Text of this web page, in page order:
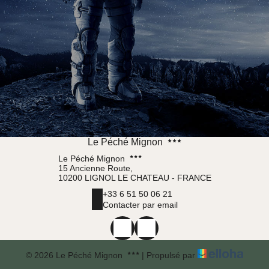
Le Péché Mignon
Le Péché Mignon
15 Ancienne Route,
10200 LIGNOL LE CHATEAU - FRANCE
+33 6 51 50 06 21
Contacter par email
© 2026 Le Péché Mignon | Propulsé par